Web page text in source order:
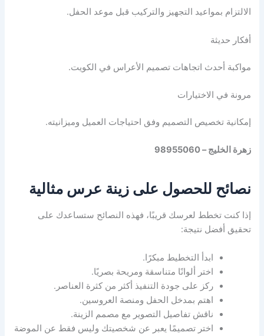
الالتزام بمواعيد التجهيز والتركيب قبل موعد الحفل.
أفكار حديثة
مواكبة أحدث اتجاهات تصميم الأعراس في الكويت.
مرونة في الاختيارات
إمكانية تخصيص التصميم وفق احتياجات العميل وميزانيته.
زهرة الخليج – 98955060
نصائح للحصول على زينة عرس مثالية
إذا كنت تخطط لعرسك قريبًا، فهذه النصائح ستساعدك على
تحقيق أفضل نتيجة:
ابدأ التخطيط مبكرًا.
اختر ألوانًا متناسقة ومريحة بصريًا.
ركز على جودة التنفيذ أكثر من كثرة العناصر.
اهتم بمدخل الحفل ومنصة العروسين.
ناقش تفاصيل التصوير مع مصمم الزينة.
اختر تصميمًا يعبر عن شخصيتك وليس فقط عن الموضة